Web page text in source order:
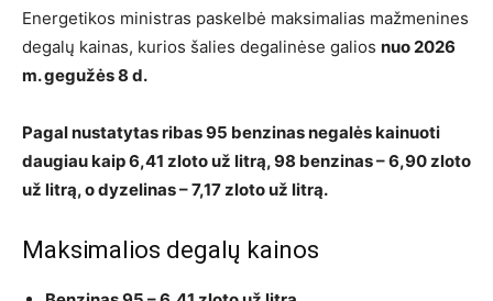
Energetikos ministras paskelbė maksimalias mažmenines
degalų kainas, kurios šalies degalinėse galios nuo 2026
m. gegužės 8 d.
Pagal nustatytas ribas 95 benzinas negalės kainuoti
daugiau kaip 6,41 zloto už litrą, 98 benzinas – 6,90 zloto
už litrą, o dyzelinas – 7,17 zloto už litrą.
Maksimalios degalų kainos